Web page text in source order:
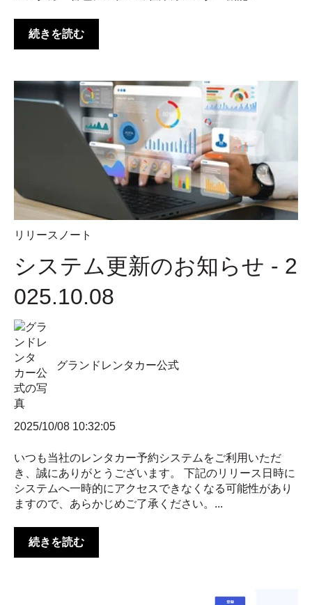
続きを読む
リリースノート
システム更新のお知らせ - 2
025.10.08
グランドレンタカー公式
2025/10/08 10:32:05
いつも当社のレンタカー予約システムをご利用いただ
き、誠にありがとうございます。 下記のリリース日時に
システムへ一時的にアクセスできなくなる可能性があり
ますので、あらかじめご了承ください。...
続きを読む